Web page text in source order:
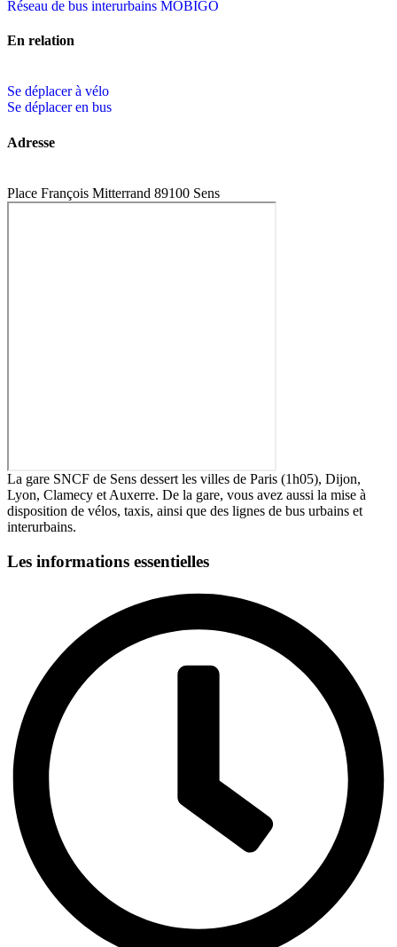
Réseau de bus interurbains MOBIGO
En relation
Se déplacer à vélo
Se déplacer en bus
Adresse
Place François Mitterrand 89100 Sens
La gare SNCF de Sens dessert les villes de Paris (1h05), Dijon,
Lyon, Clamecy et Auxerre. De la gare, vous avez aussi la mise à
disposition de vélos, taxis, ainsi que des lignes de bus urbains et
interurbains.
Les informations essentielles